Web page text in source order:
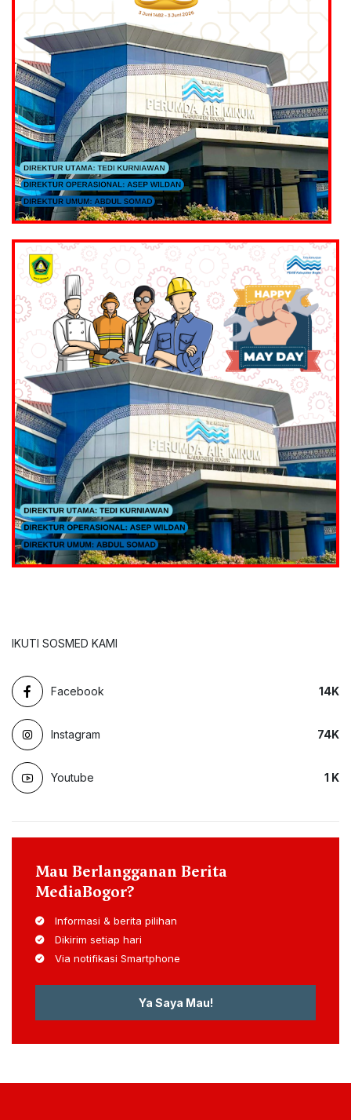
IKUTI SOSMED KAMI
Facebook 14K
Instagram 74K
Youtube 1 K
Mau Berlangganan Berita
MediaBogor?
Informasi & berita pilihan
Dikirim setiap hari
Via notifikasi Smartphone
Ya Saya Mau!